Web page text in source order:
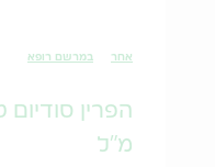
אחר במרשם רופא
מ"ל